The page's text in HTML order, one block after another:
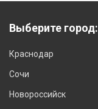
Выберите город:
Краснодар
Сочи
Новороссийск